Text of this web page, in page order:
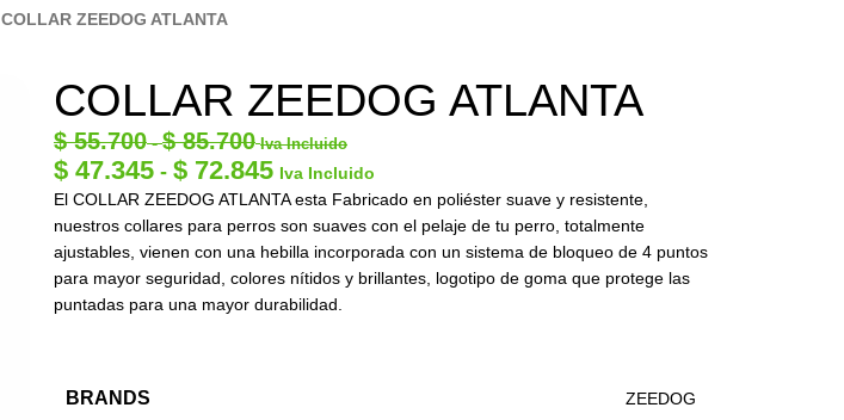
COLLAR ZEEDOG ATLANTA
COLLAR ZEEDOG ATLANTA
$55.700 - $85.700 Iva Incluido
$ 47.345 - $ 72.845 Iva Incluido
El COLLAR ZEEDOG ATLANTA esta Fabricado en poliéster suave y resistente,
nuestros collares para perros son suaves con el pelaje de tu perro, totalmente
ajustables, vienen con una hebilla incorporada con un sistema de bloqueo de 4 puntos
para mayor seguridad, colores nítidos y brillantes, logotipo de goma que protege las
puntadas para una mayor durabilidad.
BRANDS ZEEDOG